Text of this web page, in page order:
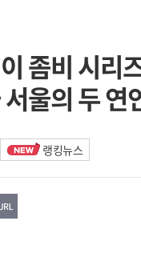
좀비 시리
울의 두 연
랭킹뉴스